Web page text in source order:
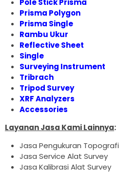
Pole Stick Prisma
Prisma Polygon
Prisma Single
Rambu Ukur
Reflective Sheet
Single
Surveying Instrument
Tribrach
Tripod Survey
XRF Analyzers
Accessories
Layanan Jasa Kami Lainnya:
Jasa Pengukuran Topografi
Jasa Service Alat Survey
Jasa Kalibrasi Alat Survey